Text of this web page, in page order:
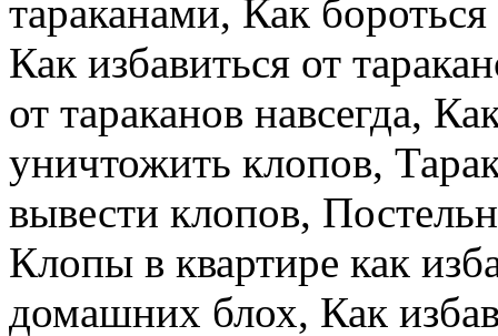
тараканами, Как
Как избавиться от
от тараканов навсегда,
уничтожить клопов,
вывести клопов,
Клопы в квартире как
домашних блох, Как